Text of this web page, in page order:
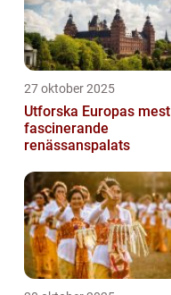
27 oktober 2025
Utforska Europas mest
fascinerande
renässanspalats